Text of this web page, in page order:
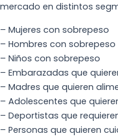
mercado en distintos
– Mujeres con sobrepeso
– Hombres con sobrepeso
– Niños con sobrepeso
– Embarazadas que
– Madres que quieren
– Adolescentes que
– Deportistas que
– Personas que quieren